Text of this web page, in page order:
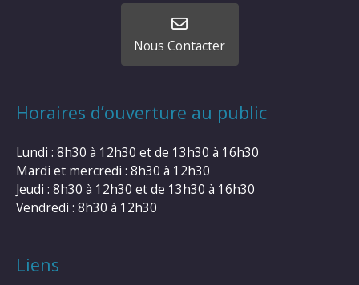
Nous Contacter
Horaires d’ouverture au public
Lundi : 8h30 à 12h30 et de 13h30 à 16h30
Mardi et mercredi : 8h30 à 12h30
Jeudi : 8h30 à 12h30 et de 13h30 à 16h30
Vendredi : 8h30 à 12h30
Liens